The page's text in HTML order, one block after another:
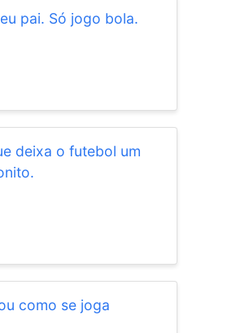
pai. Só jogo bola.
deixa o futebol um
como se joga